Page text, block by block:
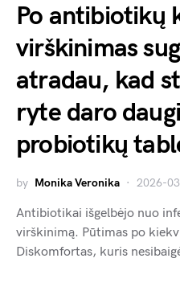
Po antibiotikų
virškinimas
atradau, kad
ryte daro
probiotikų
by Monika Veronika 2026-
Antibiotikai išgelbėjo nuo
virškinimą. Pūtimas po
Diskomfortas, kuris